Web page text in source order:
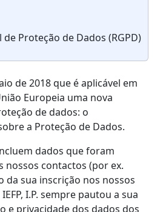
Proteção de Dados (RGPD)
de 2018 que é aplicável em
Europeia uma nova
de dados: o
a Proteção de Dados.
dados que foram
nossos contactos (por ex.
da sua inscrição nos nossos
I.P. sempre pautou a sua
e privacidade dos dados dos